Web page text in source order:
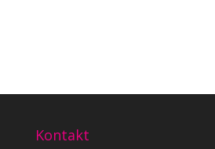
Kontakt